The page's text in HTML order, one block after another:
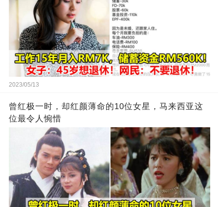
2023/05/13
曾红极一时，却红颜薄命的10位女星，马来西亚这
位最令人惋惜